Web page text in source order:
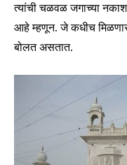
त्यांची चळवळ जगाच्या
आहे म्हणून. जे कधीच मिळणार
बोलत असतात.